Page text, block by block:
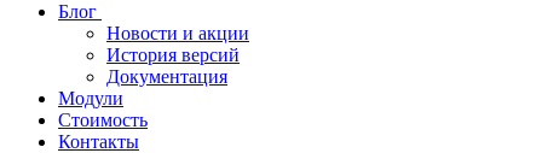
Блог
Новости и акции
История версий
Документация
Модули
Стоимость
Контакты